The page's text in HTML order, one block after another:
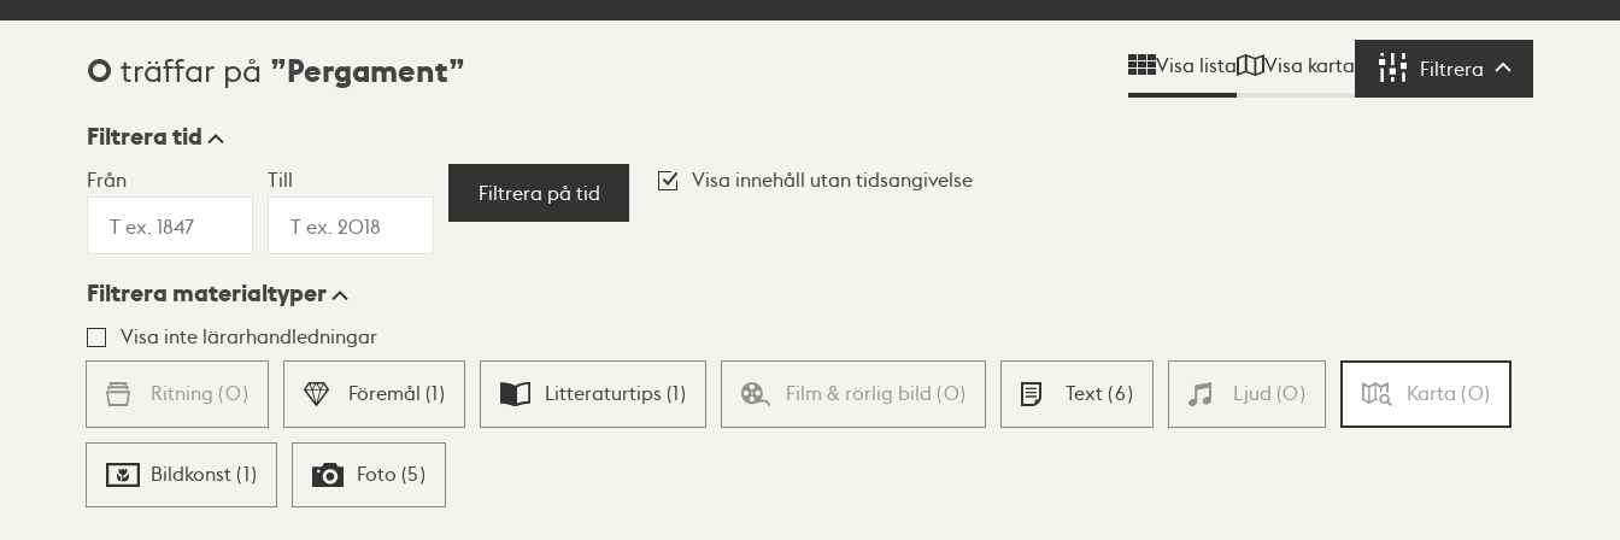
Sökresultat
0 träffar på Pergament Visa lista Visa karta Filtrera Filtrera
Visningsläge
Lista Karta
Filtrera tid
Från Till
Filtrera på tid
Visa innehåll utan tidsangivelse
Filtrera materialtyper
Visa inte lärarhandledningar
Ritning (0) Föremål (1) Litteraturtips (1) Film & rörlig bild (0) Text (6) Ljud (0) Karta (0)
Bildkonst (1) Foto (5)